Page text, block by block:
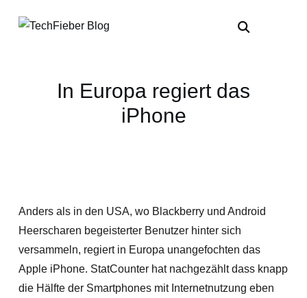
In Europa regiert das
iPhone
Anders als in den USA, wo Blackberry und Android
Heerscharen begeisterter Benutzer hinter sich
versammeln, regiert in Europa unangefochten das
Apple iPhone. StatCounter hat nachgezählt dass knapp
die Hälfte der Smartphones mit Internetnutzung eben